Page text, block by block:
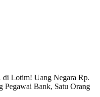
di Lotim! Uang Negara Rp.
Pegawai Bank, Satu Orang